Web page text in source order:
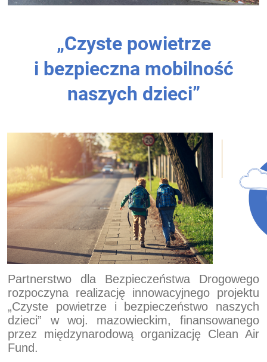
„Czyste powietrze
i bezpieczna mobilność
naszych dzieci”
Partnerstwo dla Bezpieczeństwa Drogowego
rozpoczyna realizację innowacyjnego projektu
„Czyste powietrze i bezpieczeństwo naszych
dzieci” w woj. mazowieckim, finansowanego
przez międzynarodową organizację Clean Air
Fund.